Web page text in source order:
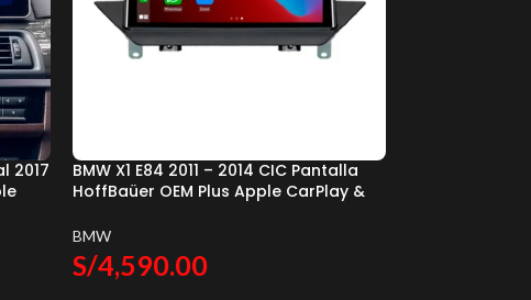
2017
BMW X1 E84 2011 – 2014 CIC Pantalla
HoffBaüer OEM Plus Apple CarPlay &
BMW
S/4,590.00